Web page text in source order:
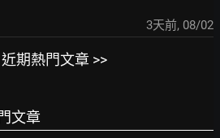
3天前, 08/02
期熱門文章 >>
文章